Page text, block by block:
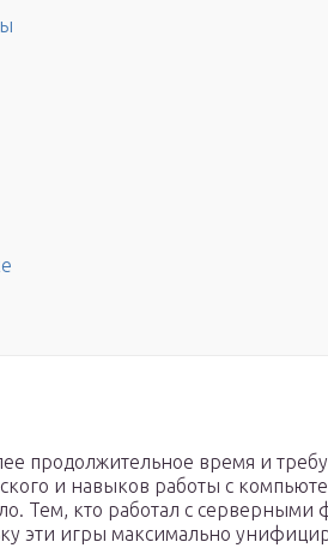
продолжительное время и
и навыков работы с
Тем, кто работал с
эти игры максимально